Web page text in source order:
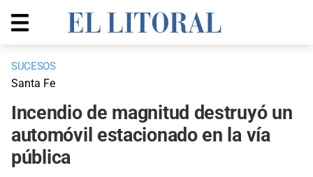
SUCESOS
Santa Fe
Incendio de magnitud destruyó un
automóvil estacionado en la vía
pública